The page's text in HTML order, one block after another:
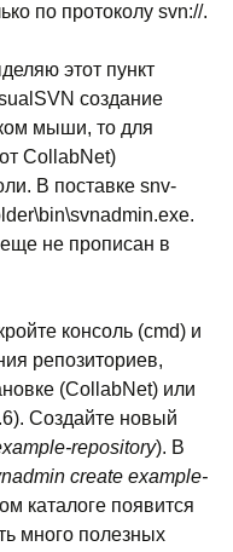
по протоколу svn://.
этот пункт
создание
мыши, то для
CollabNet)
В поставке snv-
не прописан в
консоль (cmd) и
репозиториев,
(CollabNet) или
Создайте новый
repository). В
create example-
каталоге появится
много полезных